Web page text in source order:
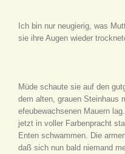
Ich bin nur neugierig, was
sie ihre Augen wieder
Müde schaute sie auf den
dem alten, grauen Steinhaus
efeubewachsenen Mauern
jetzt in voller Farbenpracht
Enten schwammen. Die
daß sich nun bald niemand